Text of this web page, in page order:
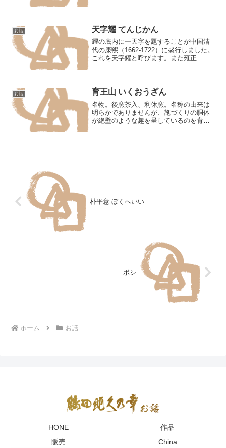
にできた微小な亀裂のこ...
お話 天字耀 てんじかん
耀の底内に一天字を題することが中国清
代の康煕（1662-1722）に盛行しました。
これを天字耀と呼びます。また雍正
お話 育王山 いくおうざん
名物。後窯茶入、利休窯。名称の由来は
明らかでありませんが、箆づくりの胴体
が絶壁のような趣を呈しているのを育王
朴平意 ぼくへいい
ボシ
ホーム お話
HONE
作品
販売
China